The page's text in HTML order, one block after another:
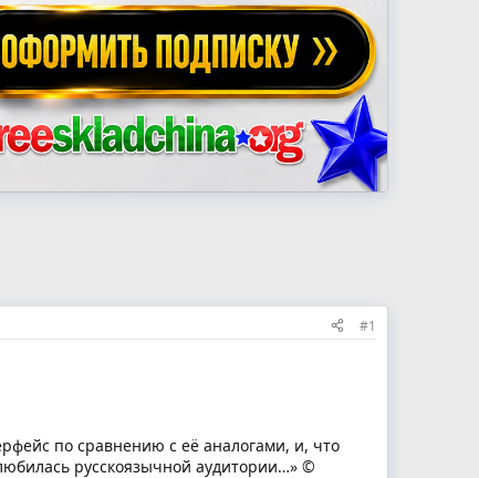
#1
по сравнению с её аналогами, и, что
русскоязычной аудитории…» ©